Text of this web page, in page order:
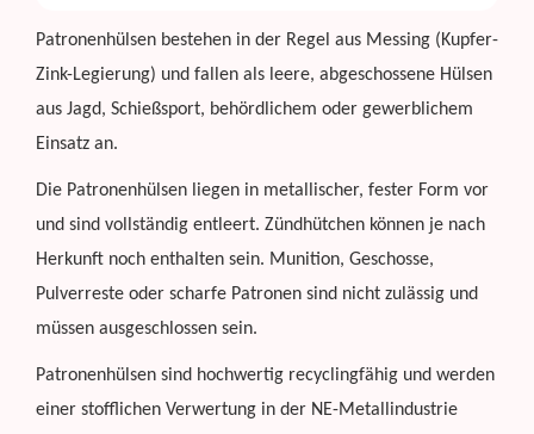
Patronenhülsen bestehen in der Regel aus Messing (Kupfer-
Zink-Legierung) und fallen als leere, abgeschossene Hülsen
aus Jagd, Schießsport, behördlichem oder gewerblichem
Einsatz an.
Die Patronenhülsen liegen in metallischer, fester Form vor
und sind vollständig entleert. Zündhütchen können je nach
Herkunft noch enthalten sein. Munition, Geschosse,
Pulverreste oder scharfe Patronen sind nicht zulässig und
müssen ausgeschlossen sein.
Patronenhülsen sind hochwertig recyclingfähig und werden
einer stofflichen Verwertung in der NE-Metallindustrie